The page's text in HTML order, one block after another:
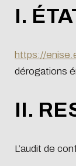
I.
https://
dérogations
II.
L’audit de